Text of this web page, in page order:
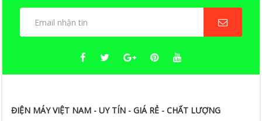
ĐIỆN MÁY VIỆT NAM - UY TÍN - GIÁ RẺ - CHẤT LƯỢNG